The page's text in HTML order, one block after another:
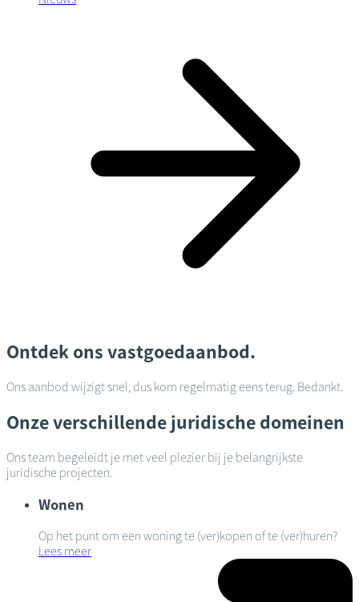
Ontdek ons vastgoedaanbod.
Ons aanbod wijzigt snel, dus kom regelmatig eens terug. Bedankt.
Onze verschillende juridische domeinen
Ons team begeleidt je met veel plezier bij je belangrijkste
juridische projecten.
Wonen
Op het punt om een woning te (ver)kopen of te (ver)huren?
Lees meer